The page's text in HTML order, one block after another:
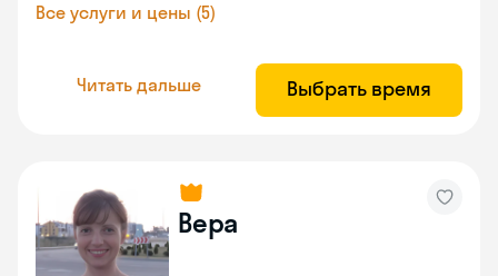
Все услуги и цены (5)
Читать дальше Выбрать время
Вера